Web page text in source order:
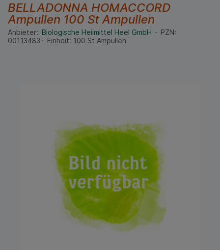
BELLADONNA HOMACCORD
Ampullen 100 StAmpullen
Anbieter: Biologische Heilmittel Heel GmbH
PZN:
00113483
Einheit: 100 St Ampullen